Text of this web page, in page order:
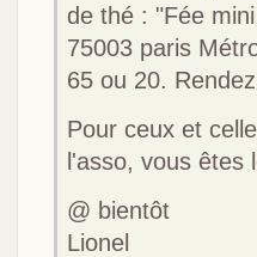
de thé : "Fée
75003 paris
65 ou 20.
Pour ceux et
l'asso, vous êtes
@ bientôt
Lionel